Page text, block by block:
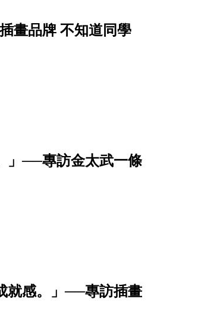
畫品牌 不知道同學
」──專訪金太武一條
就感。」──專訪插畫